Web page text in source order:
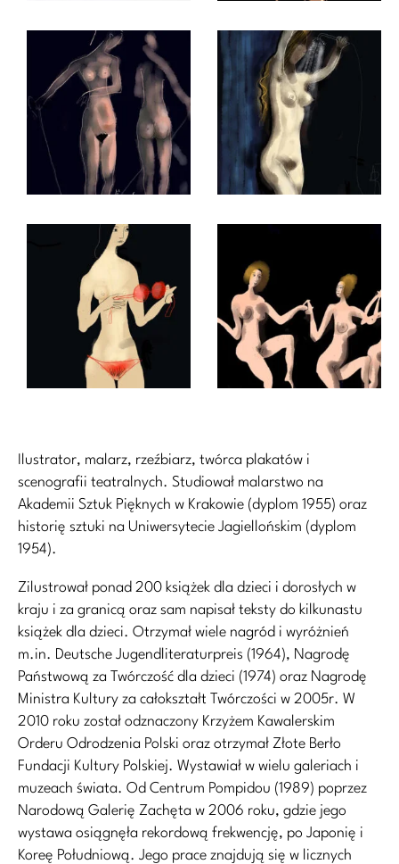
Ilustrator, malarz, rzeźbiarz, twórca plakatów i
scenografii teatralnych. Studiował malarstwo na
Akademii Sztuk Pięknych w Krakowie (dyplom 1955) oraz
historię sztuki na Uniwersytecie Jagiellońskim (dyplom
1954).
Zilustrował ponad 200 książek dla dzieci i dorosłych w
kraju i za granicą oraz sam napisał teksty do kilkunastu
książek dla dzieci. Otrzymał wiele nagród i wyróżnień
m.in. Deutsche Jugendliteraturpreis (1964), Nagrodę
Państwową za Twórczość dla dzieci (1974) oraz Nagrodę
Ministra Kultury za całokształt Twórczości w 2005r. W
2010 roku został odznaczony Krzyżem Kawalerskim
Orderu Odrodzenia Polski oraz otrzymał Złote Berło
Fundacji Kultury Polskiej. Wystawiał w wielu galeriach i
muzeach świata. Od Centrum Pompidou (1989) poprzez
Narodową Galerię Zachęta w 2006 roku, gdzie jego
wystawa osiągnęła rekordową frekwencję, po Japonię i
Koreę Południową. Jego prace znajdują się w licznych